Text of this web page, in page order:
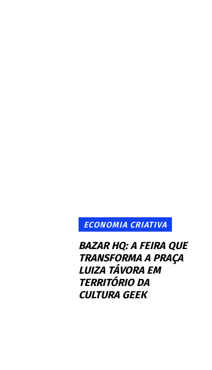
ECONOMIA CRIATIVA
BAZAR HQ: A FEIRA QUE
TRANSFORMA A PRAÇA
LUIZA TÁVORA EM
TERRITÓRIO DA
CULTURA GEEK